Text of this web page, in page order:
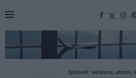
Spabook: wellness, utazás,